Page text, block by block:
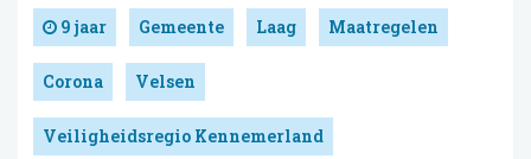
9 jaar Gemeente Laag Maatregelen
Corona Velsen
Veiligheidsregio Kennemerland